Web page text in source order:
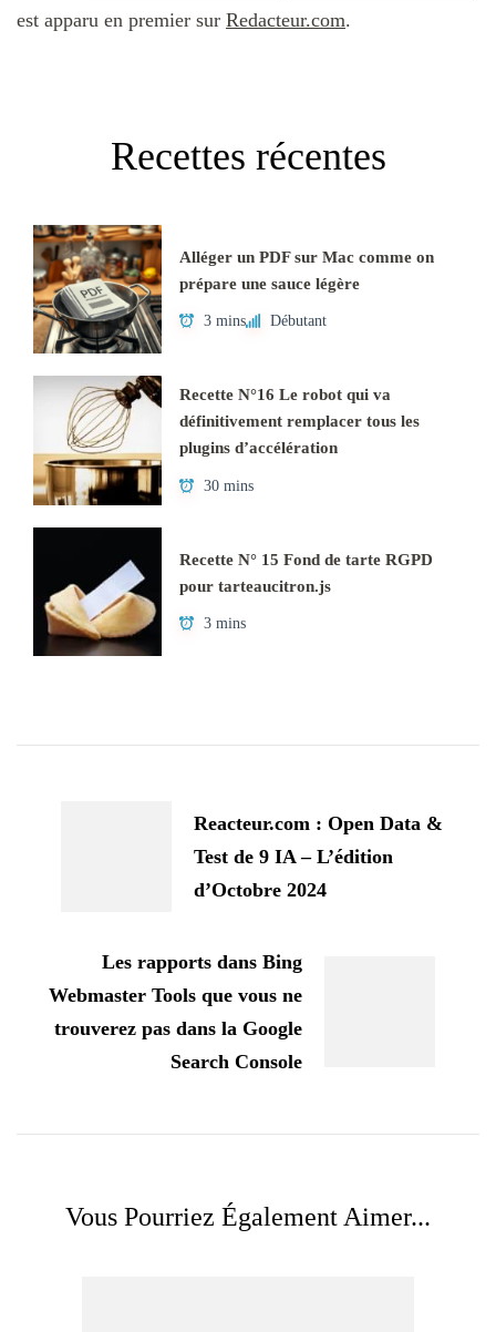
est apparu en premier sur Redacteur.com.
Recettes récentes
Alléger un PDF sur Mac comme on
prépare une sauce légère
3 mins Débutant
Recette N°16 Le robot qui va
définitivement remplacer tous les
plugins d’accélération
30 mins
Recette N° 15 Fond de tarte RGPD
pour tarteaucitron.js
3 mins
Reacteur.com : Open Data &
Test de 9 IA – L’édition
d’Octobre 2024
Les rapports dans Bing
Webmaster Tools que vous ne
trouverez pas dans la Google
Search Console
Vous Pourriez Également Aimer...